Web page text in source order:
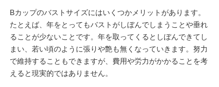
Bカップのバストサイズにはいくつかメリットがあります。
たとえば、年をとってもバストがしぼんでしまうことや垂れ
ることが少ないことです。年を取ってくるとしぼんできてし
まい、若い頃のように張りや艶も無くなっていきます。努力
で維持することもできますが、費用や労力がかかることを考
えると現実的ではありません。